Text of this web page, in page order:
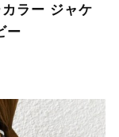
ラー ジャケ
ー